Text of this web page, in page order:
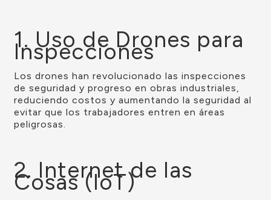
1. Uso de Drones para
Inspecciones
Los drones han revolucionado las inspecciones
de seguridad y progreso en obras industriales,
reduciendo costos y aumentando la seguridad al
evitar que los trabajadores entren en áreas
peligrosas.
2. Internet de las
Cosas (IoT)